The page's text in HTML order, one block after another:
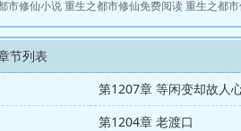
市修仙小说重生之都市修仙免费阅读重生之都
节列表
第1207章 等闲变却故人
第1204章 老渡口